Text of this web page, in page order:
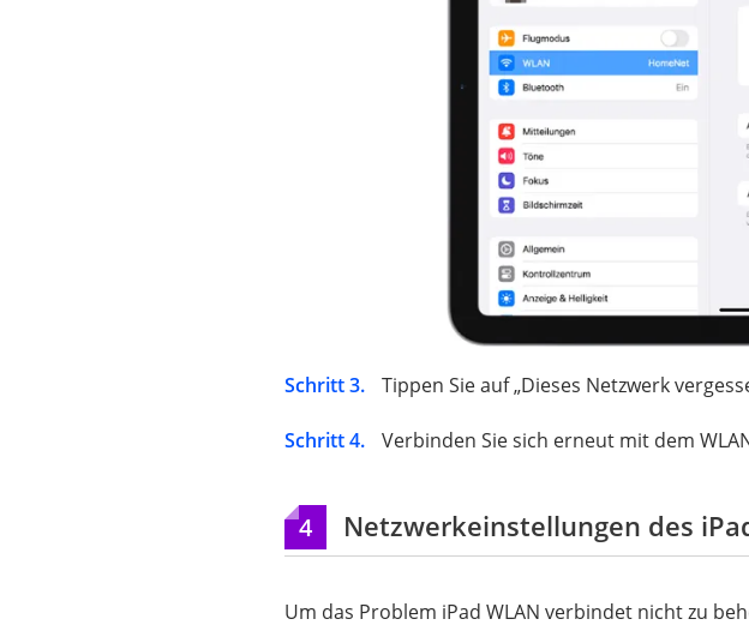
Schritt 3. Tippen Sie auf „Dieses Netzwerk
Schritt 4. Verbinden Sie sich erneut mit dem
4 Netzwerkeinstellungen des
Um das Problem iPad WLAN verbindet nicht zu